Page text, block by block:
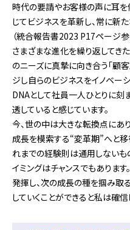
時代の要請やお客様の声に耳
じてビジネスを革新し、常に新
（統合報告書2023 P17ページ
さまざまな進化を繰り返してき
のニーズに真摯に向き合う「顧
ジし自らのビジネスをイノベー
DNAとして社員一人ひとりに刻
透していると感じています。
今、世の中は大きな転換点にあ
成長を模索する“変革期”へと移
れまでの経験則は通用しないも
イミングはチャンスでもありま
発揮し、次の成長の種を掴み取
していくことができると私は確信